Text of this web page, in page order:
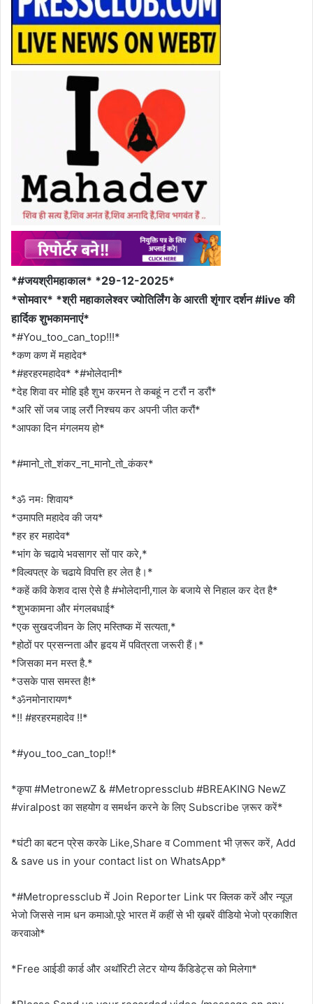
*#जयश्रीमहाकाल* *29-12-2025*
*सोमवार* *श्री महाकालेश्वर ज्योतिर्लिंग के आरती शृंगार दर्शन #live की
हार्दिक शुभकामनाएं*
*#You_too_can_top!!!*
*कण कण में महादेव*
*#हरहरमहादेव* *#भोलेदानी*
*देह शिवा वर मोहि इहै शुभ करमन ते कबहूं न टरौं न डरौं*
*अरि सों जब जाइ लरौं निश्चय कर अपनी जीत करौं*
*आपका दिन मंगलमय हो*
*#मानो_तो_शंकर_ना_मानो_तो_कंकर*
*ॐ नमः शिवाय*
*उमापति महादेव की जय*
*हर हर महादेव*
*भांग के चढाये भवसागर सों पार करे,*
*विल्वपत्र के चढाये विपत्ति हर लेत है।*
*कहें कवि केशव दास ऐसे है #भोलेदानी,गाल के बजाये से निहाल कर देत है*
*शुभकामना और मंगलबधाई*
*एक सुखदजीवन के लिए मस्तिष्क में सत्यता,*
*होठों पर प्रसन्नता और हृदय में पवित्रता जरूरी हैं।*
*जिसका मन मस्त है.*
*उसके पास समस्त है!*
*ॐनमोनारायण*
*!! #हरहरमहादेव !!*
*#you_too_can_top!!*
*कृपा #MetronewZ & #Metropressclub #BREAKING NewZ
#viralpost का सहयोग व समर्थन करने के लिए Subscribe ज़रूर करें*
*घंटी का बटन प्रेस करके Like,Share व Comment भी ज़रूर करें, Add
& save us in your contact list on WhatsApp*
*#Metropressclub में Join Reporter Link पर क्लिक करें और न्यूज़
भेजो जिससे नाम धन कमाओ.पूरे भारत में कहीं से भी ख़बरें वीडियो भेजो प्रकाशित
करवाओ*
*Free आईडी कार्ड और अथॉरिटी लेटर योग्य कैंडिडेट्स को मिलेगा*